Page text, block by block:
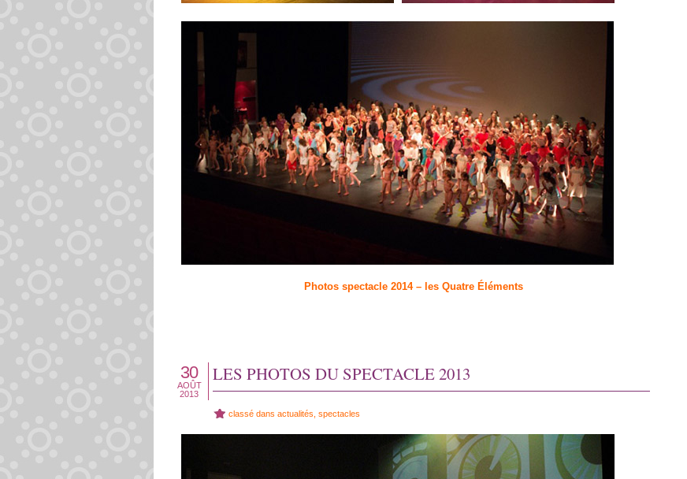
Photos spectacle 2014 – les Quatre Éléments
LES PHOTOS DU SPECTACLE 2013
30
AOÛT
2013
classé dans actualités spectacles